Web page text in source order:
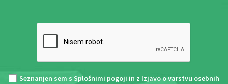
Seznanjen sem s Splošnimi pogoji in z Izjavo o varstvu osebnih